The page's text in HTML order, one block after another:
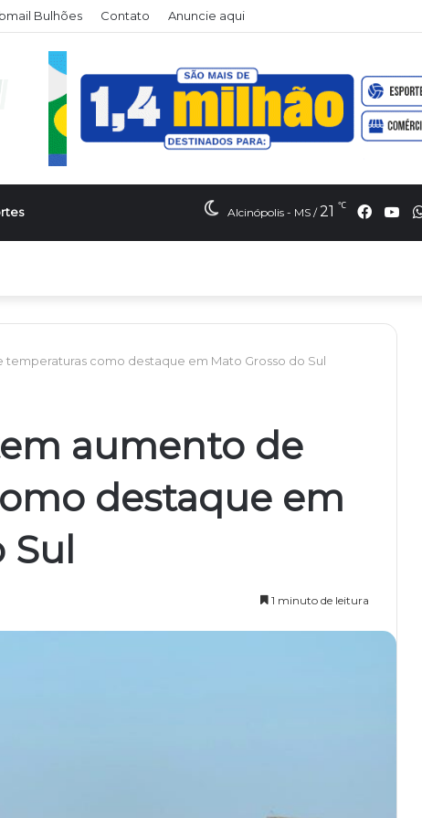
Bulhões Contato Anuncie aqui
Alcinópolis - MS / 21 ℃
como destaque em Mato Grosso do Sul
aumento de
destaque em
Sul
1 minuto de leitura